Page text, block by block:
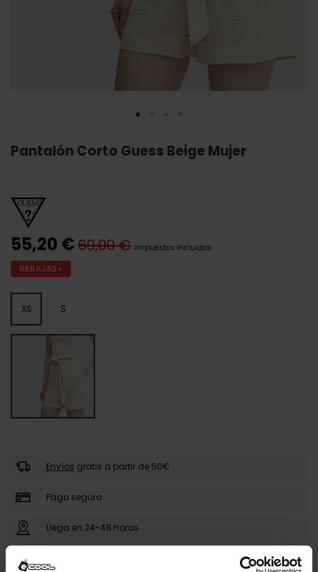
Pantalón Corto Guess Beige Mujer
55,20 €69,00 € Impuestos incluidos
REBAJAS+
XS S
Envíos gratis a partir de 50€
Pago seguro
Llega en 24-48 horas